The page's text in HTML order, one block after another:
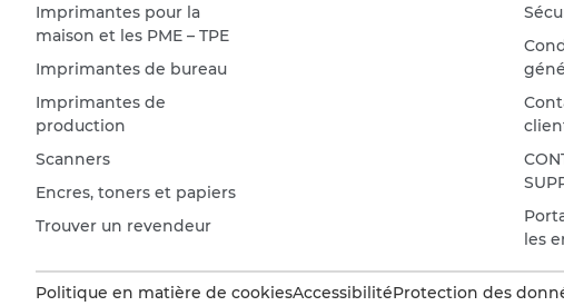
Imprimantes pour la
maison et les PME – TPE
Imprimantes de bureau
Imprimantes de
production
Scanners
Encres, toners et papiers
Trouver un revendeur
les
Politique en matière de cookiesAccessibilitéProtection des